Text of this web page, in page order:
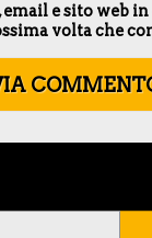
e sito web
volta che